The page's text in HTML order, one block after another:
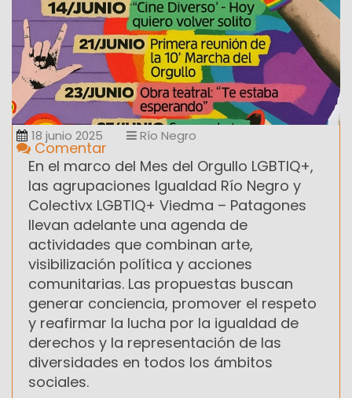
18 junio 2025 Río Negro
Comentar
En el marco del Mes del Orgullo LGBTIQ+,
las agrupaciones Igualdad Río Negro y
Colectivx LGBTIQ+ Viedma – Patagones
llevan adelante una agenda de
actividades que combinan arte,
visibilización política y acciones
comunitarias. Las propuestas buscan
generar conciencia, promover el respeto
y reafirmar la lucha por la igualdad de
derechos y la representación de las
diversidades en todos los ámbitos
sociales.